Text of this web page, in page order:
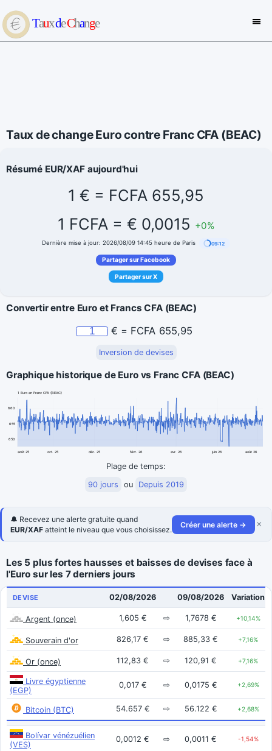
Taux de change Euro contre Franc CFA (BEAC)
Résumé EUR/XAF aujourd'hui
1 € = FCFA 655,95
1 FCFA = € 0,0015 +0%
Dernière mise à jour: 2026/08/09 14:45 heure de Paris 09:12
Partager sur Facebook
Partager sur X
Convertir entre Euro et Francs CFA (BEAC)
€ = FCFA 655,95
Inversion de devises
Graphique historique de Euro vs Franc CFA (BEAC)
650
655
660
août 25 oct. 25 déc. 25 févr. 26 avr. 26 juin 26 août 26
1 Euro en Franc CFA (BEAC)
Plage de temps:
90 jours
ou Depuis 2019
🔔 Recevez une alerte gratuite quand
EUR/XAF atteint le niveau que vous choisissez.
Créer une alerte → ×
Les 5 plus fortes hausses et baisses de devises face à
l'Euro sur les 7 derniers jours
DEVISE 02/08/2026 09/08/2026 Variation
Argent (once) 1,605 € ⇨ 1,7678 € +10,14%
Souverain d'or 826,17 € ⇨ 885,33 € +7,16%
Or (once) 112,83 € ⇨ 120,91 € +7,16%
Livre égyptienne
(EGP)
0,017 € ⇨ 0,0175 € +2,69%
Bitcoin (BTC) 54.657 € ⇨ 56.122 € +2,68%
Bolívar vénézuélien
(VES)
0,0012 € ⇨ 0,0011 € -1,54%